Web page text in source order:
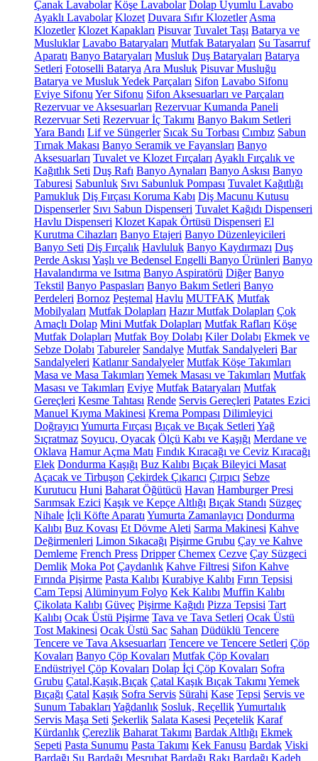
Çanak Lavabolar Köşe Lavabolar Dolap Uyumlu Lavabo
Ayaklı Lavabolar Klozet Duvara Sıfır Klozetler Asma
Klozetler Klozet Kapakları Pisuvar Tuvalet Taşı Batarya ve
Musluklar Lavabo Bataryaları Mutfak Bataryaları Su Tasarruf
Aparatı Banyo Bataryaları Musluk Duş Bataryaları Batarya
Setleri Fotoselli Batarya Ara Musluk Pisuvar Musluğu
Batarya ve Musluk Yedek Parçaları Sifon Lavabo Sifonu
Eviye Sifonu Yer Sifonu Sifon Aksesuarları ve Parçaları
Rezervuar ve Aksesuarları Rezervuar Kumanda Paneli
Rezervuar Seti Rezervuar İç Takımı Banyo Bakım Setleri
Yara Bandı Lif ve Süngerler Sıcak Su Torbası Cımbız Sabun
Tırnak Makası Banyo Seramik ve Fayansları Banyo
Aksesuarları Tuvalet ve Klozet Fırçaları Ayaklı Fırçalık ve
Kağıtlık Seti Duş Rafı Banyo Aynaları Banyo Askısı Banyo
Taburesi Sabunluk Sıvı Sabunluk Pompası Tuvalet Kağıtlığı
Pamukluk Diş Fırçası Koruma Kabı Diş Macunu Kutusu
Dispenserler Sıvı Sabun Dispenseri Tuvalet Kağıdı Dispenseri
Havlu Dispenseri Klozet Kapak Örtüsü Dispenseri El
Kurutma Cihazları Banyo Etajeri Banyo Düzenleyicileri
Banyo Seti Diş Fırçalık Havluluk Banyo Kaydırmazı Duş
Perde Askısı Yaşlı ve Bedensel Engelli Banyo Ürünleri Banyo
Havalandırma ve Isıtma Banyo Aspiratörü Diğer Banyo
Tekstil Banyo Paspasları Banyo Bakım Setleri Banyo
Perdeleri Bornoz Peştemal Havlu MUTFAK Mutfak
Mobilyaları Mutfak Dolapları Hazır Mutfak Dolapları Çok
Amaçlı Dolap Mini Mutfak Dolapları Mutfak Rafları Köşe
Mutfak Dolapları Mutfak Boy Dolabı Kiler Dolabı Ekmek ve
Sebze Dolabı Tabureler Sandalye Mutfak Sandalyeleri Bar
Sandalyeleri Katlanır Sandalyeler Mutfak Köşe Takımları
Masa ve Masa Takımları Yemek Masası ve Takımları Mutfak
Masası ve Takımları Eviye Mutfak Bataryaları Mutfak
Gereçleri Kesme Tahtası Rende Servis Gereçleri Patates Ezici
Manuel Kıyma Makinesi Krema Pompası Dilimleyici
Doğrayıcı Yumurta Fırçası Bıçak ve Bıçak Setleri Yağ
Sıçratmaz Soyucu, Oyacak Ölçü Kabı ve Kaşığı Merdane ve
Oklava Hamur Açma Matı Fındık Kıracağı ve Ceviz Kıracağı
Elek Dondurma Kaşığı Buz Kalıbı Bıçak Bileyici Masat
Açacak ve Tirbuşon Çekirdek Çıkarıcı Çırpıcı Sebze
Kurutucu Huni Baharat Öğütücü Havan Hamburger Presi
Sarımsak Ezici Kaşık ve Kepçe Altlığı Bıçak Standı Süzgeç
Nihale İçli Köfte Aparatı Yumurta Zamanlayıcı Dondurma
Kalıbı Buz Kovası Et Dövme Aleti Sarma Makinesi Kahve
Değirmenleri Limon Sıkacağı Pişirme Grubu Çay ve Kahve
Demleme French Press Dripper Chemex Cezve Çay Süzgeci
Demlik Moka Pot Çaydanlık Kahve Filtresi Sifon Kahve
Fırında Pişirme Pasta Kalıbı Kurabiye Kalıbı Fırın Tepsisi
Cam Tepsi Alüminyum Folyo Kek Kalıbı Muffin Kalıbı
Çikolata Kalıbı Güveç Pişirme Kağıdı Pizza Tepsisi Tart
Kalıbı Ocak Üstü Pişirme Tava ve Tava Setleri Ocak Üstü
Tost Makinesi Ocak Üstü Sac Sahan Düdüklü Tencere
Tencere ve Tava Aksesuarları Tencere ve Tencere Setleri Çöp
Kovaları Banyo Çöp Kovaları Mutfak Çöp Kovaları
Endüstriyel Çöp Kovaları Dolap İçi Çöp Kovaları Sofra
Grubu Çatal,Kaşık,Bıçak Çatal Kaşık Bıçak Takımı Yemek
Bıçağı Çatal Kaşık Sofra Servis Sürahi Kase Tepsi Servis ve
Sunum Tabakları Yağdanlık Sosluk, ReçellikYumurtalık
Servis Maşa Seti Şekerlik Salata Kasesi Peçetelik Karaf
Kürdanlık Çerezlik Baharat Takımı Bardak Altlığı Ekmek
Sepeti Pasta Sunumu Pasta Takımı Kek Fanusu Bardak Viski
Bardağı Su Bardağı Meşrubat Bardağı Rakı Bardağı Kadeh